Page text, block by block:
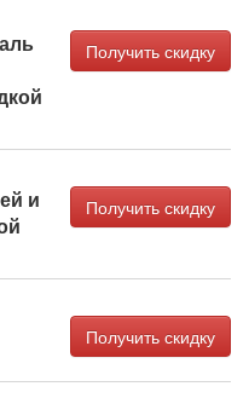
Получить скидку
и
Получить скидку
Получить скидку